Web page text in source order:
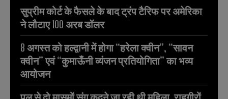
सुप्रीम कोर्ट के फैसले के बाद ट्रंप टैरिफ पर अमेरिका
ने लौटाए 100 अरब डॉलर
8 अगस्त को हल्द्वानी में होगा “हरेला क्वीन”, “सावन
क्वीन” एवं “कुमाऊँनी व्यंजन प्रतियोगिता” का भव्य
आयोजन